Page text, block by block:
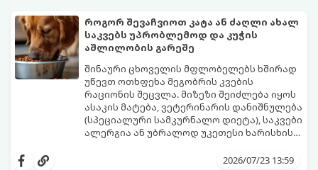
როგორ შევაჩვიოთ კატა ან ძაღლი ახალ
საკვებს უპრობლემოდ და კუჭის
აშლილობის გარეშე
შინაური ცხოველის მფლობელებს ხშირად
უწევთ ოთხფეხა მეგობრის კვების
რაციონის შეცვლა. მიზეზი შეიძლება იყოს
ასაკის მატება, ვეტერინარის დანიშნულება
(სპეციალური სამკურნალო დიეტა), საკვები
ალერგია ან უბრალოდ უკეთესი ხარისხის
უშვებენ, საკვების მკვეთრი, ერთდღიანი
2026/07/23 13:59